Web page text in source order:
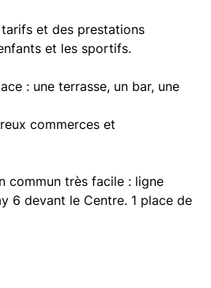
et des prestations
et les sportifs.
: une terrasse, un bar, une
commerces et
commun très facile : ligne
6 devant le Centre. 1 place de